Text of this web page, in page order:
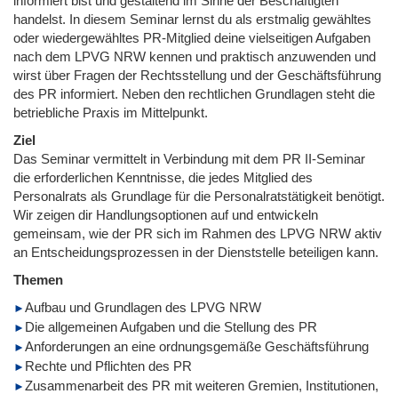
handelst. In diesem Seminar lernst du als erstmalig gewähltes
oder wiedergewähltes PR-Mitglied deine vielseitigen Aufgaben
nach dem LPVG NRW kennen und praktisch anzuwenden und
wirst über Fragen der Rechtsstellung und der Geschäftsführung
des PR informiert. Neben den rechtlichen Grundlagen steht die
betriebliche Praxis im Mittelpunkt.
Ziel
Das Seminar vermittelt in Verbindung mit dem PR II-Seminar
die erforderlichen Kenntnisse, die jedes Mitglied des
Personalrats als Grundlage für die Personalratstätigkeit benötigt.
Wir zeigen dir Handlungsoptionen auf und entwickeln
gemeinsam, wie der PR sich im Rahmen des LPVG NRW aktiv
an Entscheidungsprozessen in der Dienststelle beteiligen kann.
Themen
Aufbau und Grundlagen des LPVG NRW
Die allgemeinen Aufgaben und die Stellung des PR
Anforderungen an eine ordnungsgemäße Geschäftsführung
Rechte und Pflichten des PR
Zusammenarbeit des PR mit weiteren Gremien, Institutionen,